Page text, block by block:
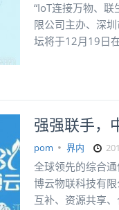
“IoT连接万物、
限公司主办、深
坛将于12月19日
强强联手，
pom 界内
全球领先的综合
博云物联科技有
互补、资源共享